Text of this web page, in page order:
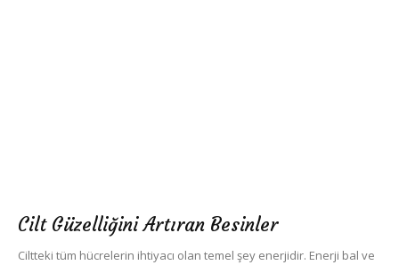
Cilt Güzelliğini Artıran Besinler
Ciltteki tüm hücrelerin ihtiyacı olan temel şey enerjidir. Enerji bal ve